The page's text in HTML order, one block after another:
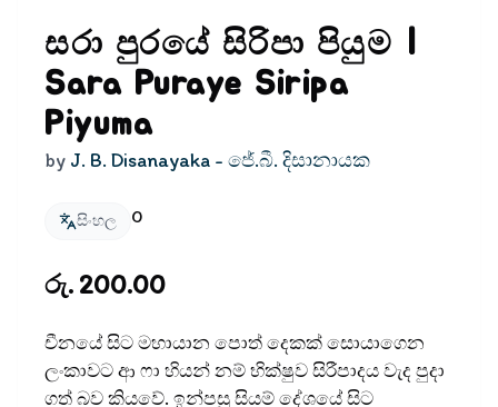
සරා පුරයේ සිරිපා පියුම |
Sara Puraye Siripa
Piyuma
by J. B. Disanayaka - ජේ.බී. දිසානායක
සිංහල 0
රු. 200.00
චීනයේ සිට මහායාන පොත් දෙකක් සොයාගෙන
ලංකාවට ආ ෆා හියන් නම් භික්ෂුව සිරීපාදය වැද පුදා
ගත් බව කියවේ. ඉන්පසු සියම් දේශයේ සිට